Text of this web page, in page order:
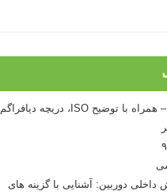
درک نوردهی – همراه با توضیح ISO، دریچه دیافراگم
داخلی دوربین: آشنایی با گزینه های